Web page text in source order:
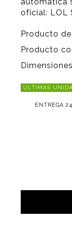
oficial: LOL
Producto
Producto
ÚLTIMAS
ENTREGA